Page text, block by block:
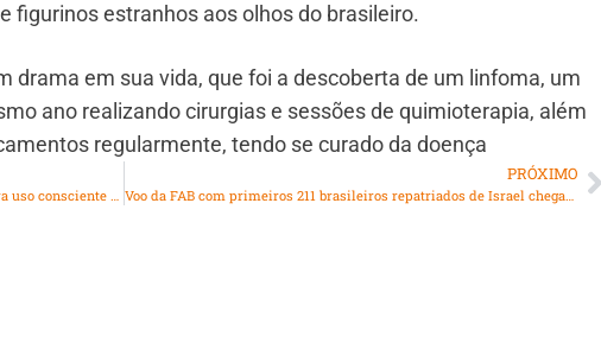
figurinos estranhos aos olhos do brasileiro.
drama em sua vida, que foi a descoberta de um linfoma, um
ano realizando cirurgias e sessões de quimioterapia, além
regularmente, tendo se curado da doença
Governo Federal faz consulta pública sobre guia para uso consciente de celulares e tablets por crianças e adolescentes
PRÓXIMO
Voo da FAB com primeiros 211 brasileiros repatriados de Israel chega ao Brasil